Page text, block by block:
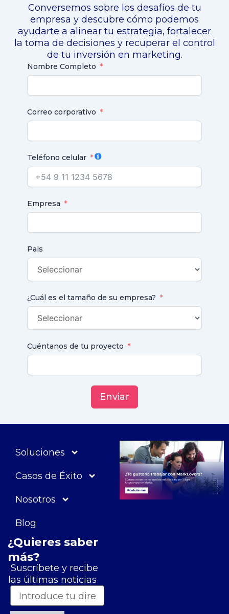
Conversemos sobre los desafíos de tu
empresa y descubre cómo podemos
ayudarte a alinear tu estrategia, fortalecer
la toma de decisiones y recuperar el control
de tu inversión en marketing.
Nombre Completo
Correo corporativo
Teléfono celular
Empresa
Pais
¿Cuál es el tamaño de su empresa?
Cuéntanos de tu proyecto
Enviar
Soluciones
Casos de Éxito
Nosotros
Blog
¿Quieres saber
más?
Suscríbete y recibe
las últimas noticias